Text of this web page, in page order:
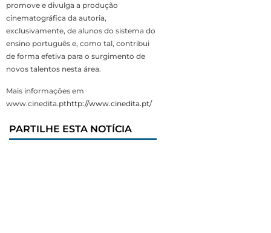
promove e divulga a produção
cinematográfica da autoria,
exclusivamente, de alunos do sistema do
ensino português e, como tal, contribui
de forma efetiva para o surgimento de
novos talentos nesta área.
Mais informações em
www.cinedita.pthttp://www.cinedita.pt/
PARTILHE ESTA NOTÍCIA